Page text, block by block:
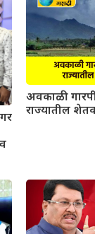
अवकाळी
राज्यातील